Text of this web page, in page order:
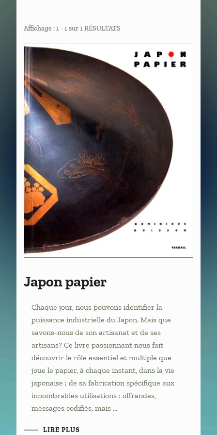
Affichage : 1 - 1 sur 1 RÉSULTATS
Japon papier
Chaque jour, nous pouvons identifier la
puissance industrielle du Japon. Mais que
savons-nous de son artisanat et de ses
artisans? Ce livre passionnant nous fait
découvrir le rôle essentiel et multiple que
joue le papier, à chaque instant, dans la vie
japonaise ; de sa fabrication spécifique aux
innombrables utilisations : offrandes,
messages codifiés, mais …
LIRE PLUS